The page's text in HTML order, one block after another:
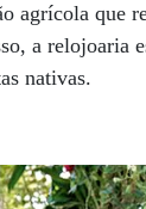
agrícola que
a relojoaria
nativas.